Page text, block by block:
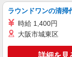
入
と,
派遣社員 紹介予定派遣
株式会社シエロ
（規定
ラウンドワンの清掃
時給 1,400円
大阪市城東区
詳細を見